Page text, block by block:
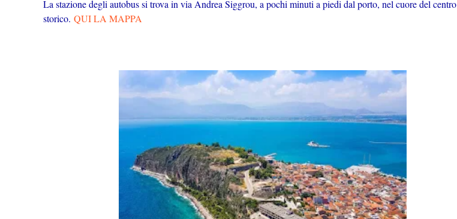
La stazione degli autobus si trova in via Andrea Siggrou, a pochi minuti a piedi dal porto, nel cuore del centro
storico. QUI LA MAPPA